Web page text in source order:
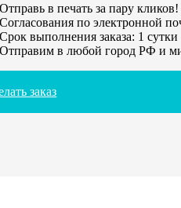
Отправь в печать за пару кликов!
Согласования по электронной
Срок выполнения заказа: 1 сутки
Отправим в любой город РФ и
заказ